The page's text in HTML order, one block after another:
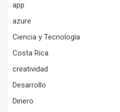
app
azure
Ciencia y Tecnología
Costa Rica
creatividad
Desarrollo
Dinero